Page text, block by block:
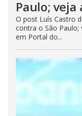
Paulo; veja
O post Luís Castro
contra o São Paulo;
em Portal do...